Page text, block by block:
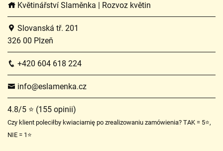
Květinářství Slaměnka | Rozvoz květin
Slovanská tř. 201
326 00 Plzeň
+420 604 618 224
info@eslamenka.cz
4.8/5 ⭐ (155 opinii)
Czy klient poleciłby kwiaciarnię po zrealizowaniu zamówienia? TAK = 5⭐,
NIE = 1⭐